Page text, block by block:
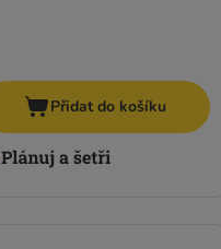
Přidat do košíku